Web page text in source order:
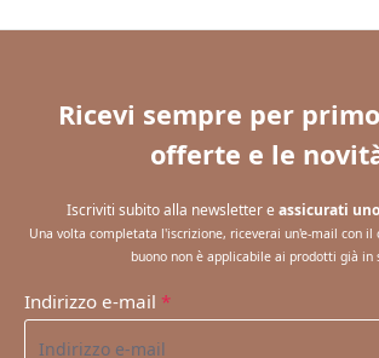
Ricevi sempre per
offerte e le
Iscriviti subito alla newsletter e assicurati
Una volta completata l'iscrizione, riceverai un'e-mail con il
buono non è applicabile ai prodotti già in
Indirizzo e-mail *